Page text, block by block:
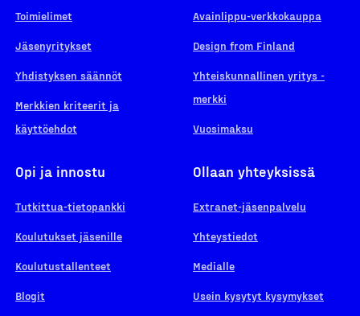
Toimielimet
Jäsenyritykset
Yhdistyksen säännöt
Merkkien kriteerit ja
käyttöehdot
Avainlippu-verkkokauppa
Design from Finland
Yhteiskunnallinen yritys -
merkki
Vuosimaksu
Opi ja innostu
Tutkittua-tietopankki
Koulutukset jäsenille
Koulutustallenteet
Blogit
Ollaan yhteyksissä
Extranet-jäsenpalvelu
Yhteystiedot
Medialle
Usein kysytyt kysymykset